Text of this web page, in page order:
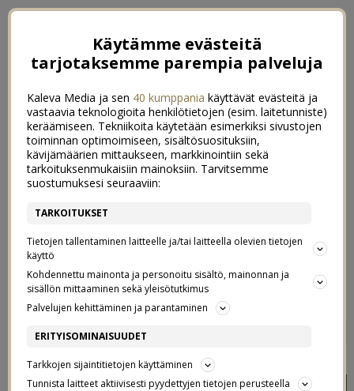
RIPSILLÄ VAI ILMAN?
Käytämme evästeitä
tarjotaksemme parempia palveluja
Kaleva Media ja sen 40 kumppania käyttävät evästeitä ja
vastaavia teknologioita henkilötietojen (esim. laitetunniste)
keräämiseen. Tekniikoita käytetään esimerkiksi sivustojen
toiminnan optimoimiseen, sisältösuosituksiin,
kävijämäärien mittaukseen, markkinointiin sekä
tarkoituksenmukaisiin mainoksiin. Tarvitsemme
suostumuksesi seuraaviin:
TARKOITUKSET
Tietojen tallentaminen laitteelle ja/tai laitteella olevien tietojen
käyttö
Kohdennettu mainonta ja personoitu sisältö, mainonnan ja
sisällön mittaaminen sekä yleisötutkimus
Palvelujen kehittäminen ja parantaminen
ERITYISOMINAISUUDET
Tarkkojen sijaintitietojen käyttäminen
Tunnista laitteet aktiivisesti pyydettyjen tietojen perusteella